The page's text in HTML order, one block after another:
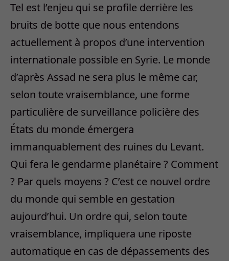
Tel est l’enjeu qui se profile derrière les
bruits de botte que nous entendons
actuellement à propos d’une intervention
internationale possible en Syrie. Le monde
d’après Assad ne sera plus le même car,
selon toute vraisemblance, une forme
particulière de surveillance policière des
États du monde émergera
immanquablement des ruines du Levant.
Qui fera le gendarme planétaire ? Comment
? Par quels moyens ? C’est ce nouvel ordre
du monde qui semble en gestation
aujourd’hui. Un ordre qui, selon toute
vraisemblance, impliquera une riposte
automatique en cas de dépassements des